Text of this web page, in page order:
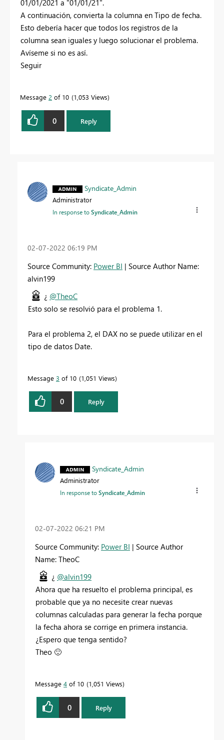
01/01/2021 a "01/01/21".
A continuación, convierta la columna en Tipo de fecha.
Esto debería hacer que todos los registros de la
columna sean iguales y luego solucionar el problema.
Avíseme si no es así.
Seguir
Message 2 of 10 1,053 Views
0 Reply
Syndicate_Admin
Administrator
In response toSyndicate_Admin
‎02-07-2022 06:19 PM
Source Community: Power BI | Source Author Name:
alvin199
¿ @TheoC
Esto solo se resolvió para el problema 1.
Para el problema 2, el DAX no se puede utilizar en el
tipo de datos Date.
Message 3 of 10 1,051 Views
0 Reply
Syndicate_Admin
Administrator
In response toSyndicate_Admin
‎02-07-2022 06:21 PM
Source Community: Power BI | Source Author
Name: TheoC
¿ @alvin199
Ahora que ha resuelto el problema principal, es
probable que ya no necesite crear nuevas
columnas calculadas para generar la fecha porque
la fecha ahora se corrige en primera instancia.
¿Espero que tenga sentido?
Theo 🙂
Message 4 of 10 1,051 Views
0 Reply